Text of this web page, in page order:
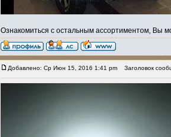
Ознакомиться с остальным ассортиментом, Вы
Добавлено: Ср Июн 15, 2016 1:41 pm Заголовок